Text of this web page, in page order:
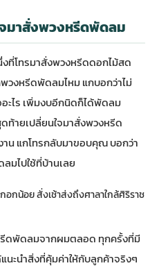
มาสั่งพวงหรีดพัดลม
ที่โทรมาสั่งพวงหรีดดอกไม้สด
วงหรีดพัดลมไหม แกบอกว่าไม่
ะไร เพิ่มงบอีกนิดก็ได้พัดลม
ท้ายเปลี่ยนใจมาสั่งพวงหรีด
น แกโทรกลับมาขอบคุณ บอกว่า
มไปใช้ที่บ้านเลย
กน้อย สั่งเช้าส่งถึงศาลาใกล้ศิริราช
ดพัดลมจากผมตลอด ทุกครั้งที่มี
นะนำสิ่งที่คุ้มค่าให้กับลูกค้าจริงๆ